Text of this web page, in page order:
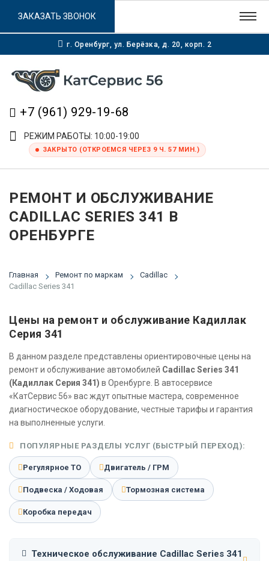
г. Оренбург, ул. Берёзка, д. 20, корп. 2
+7 (961) 929-19-68
РЕЖИМ РАБОТЫ: 10:00-19:00
ЗАКРЫТО (ОТКРОЕМСЯ ЧЕРЕЗ 9 Ч. 57 МИН.)
ЗАКАЗАТЬ ЗВОНОК
РЕМОНТ И ОБСЛУЖИВАНИЕ
CADILLAC SERIES 341 В
ОРЕНБУРГЕ
Главная Ремонт по маркам
Cadillac
Cadillac Series 341
Цены на ремонт и обслуживание Кадиллак
Серия 341
В данном разделе представлены ориентировочные цены на
ремонт и обслуживание автомобилей Cadillac Series 341
(Кадиллак Серия 341) в Оренбурге. В автосервисе
«КатСервис 56» вас ждут опытные мастера, современное
диагностическое оборудование, честные тарифы и гарантия
на выполненные услуги.
ПОПУЛЯРНЫЕ РАЗДЕЛЫ УСЛУГ (БЫСТРЫЙ ПЕРЕХОД):
Регулярное ТО Двигатель / ГРМ
Подвеска / Ходовая Тормозная система
Коробка передач
Техническое обслуживание Cadillac Series 341